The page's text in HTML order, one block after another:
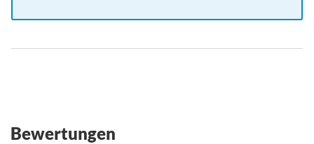
Bewertungen